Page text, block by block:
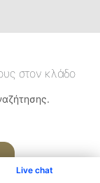
Live chat
στον κλάδο